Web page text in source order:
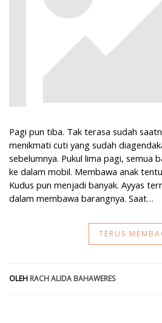
Pagi pun tiba. Tak terasa sudah
menikmati cuti yang sudah
sebelumnya. Pukul lima pagi, semua
ke dalam mobil. Membawa anak
Kudus pun menjadi banyak. Ayyas
dalam membawa barangnya. Saat…
TERUS
OLEH RACH ALIDA BAHAWERES